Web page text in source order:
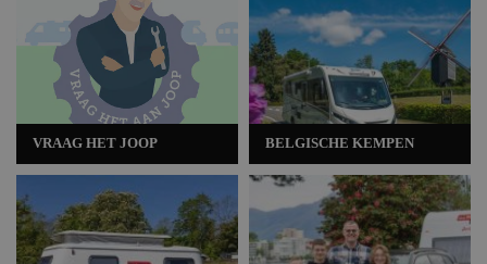
VRAAG HET JOOP BELGISCHE KEMPEN